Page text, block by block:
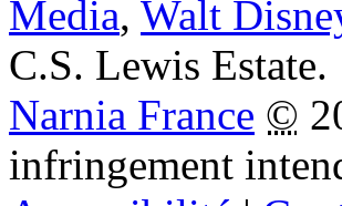
Media, Walt
C.S. Lewis Estate.
Narnia France ©
infringement